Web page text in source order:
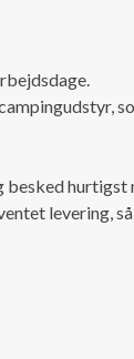
besked hurtigst
levering,